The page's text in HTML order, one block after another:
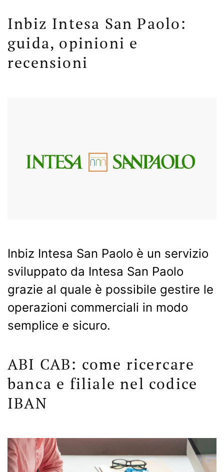
Inbiz Intesa San Paolo:
guida, opinioni e
recensioni
Inbiz Intesa San Paolo è un servizio
sviluppato da Intesa San Paolo
grazie al quale è possibile gestire le
operazioni commerciali in modo
semplice e sicuro.
ABI CAB: come ricercare
banca e filiale nel codice
IBAN